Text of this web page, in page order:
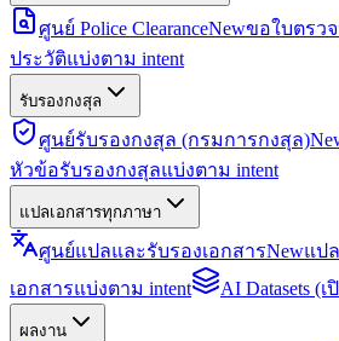
ศูนย์ Police ClearanceNewขอใบตรว
ประวัติแบ่งตาม intent
รับรองกงสุล
ศูนย์รับรองกงสุล (กรมการกงสุล)
หัวข้อรับรองกงสุลแบ่งตาม intent
แปลเอกสารทุกภาษา
ศูนย์แปลและรับรองเอกสารNewแป
เอกสารแบ่งตาม intent
AI Datasets (
ผลงาน